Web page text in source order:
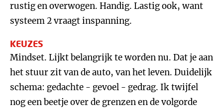
rustig en overwogen. Handig. Lastig ook, want
systeem 2 vraagt inspanning.
KEUZES
Mindset. Lijkt belangrijk te worden nu. Dat je aan
het stuur zit van de auto, van het leven. Duidelijk
schema: gedachte - gevoel - gedrag. Ik twijfel
nog een beetje over de grenzen en de volgorde